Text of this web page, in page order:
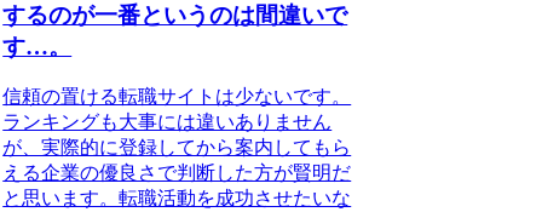
するのが一番というのは間違いで
す…。
信頼の置ける転職サイトは少ないです。
ランキングも大事には違いありません
が、実際的に登録してから案内してもら
える企業の優良さで判断した方が賢明だ
と思います。転職活動を成功させたいな